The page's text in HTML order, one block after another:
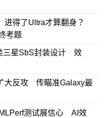
进得了Ultra才算翻身？
考题
三星SbS封装设计 效
大反攻 传瞄准Galaxy最
测试展信心 AI效